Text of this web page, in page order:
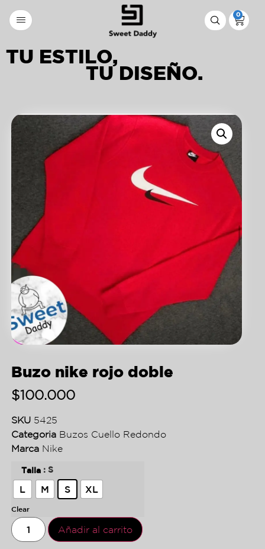
0
TU ESTILO,
TU DISEÑO.
Buzo nike rojo doble
$100.000
SKU 5425
Categoria Buzos Cuello Redondo
Marca Nike
Talla : S
L M S XL
Clear
Añadir al carrito